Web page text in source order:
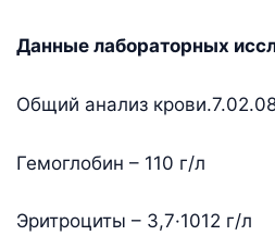
Данные лабораторных
Общий анализ
Гемоглобин – 110 г/л
Эритроциты – 3,7·1012 г/л